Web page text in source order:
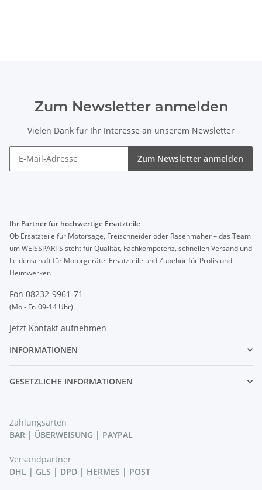
Zum Newsletter anmelden
Vielen Dank für Ihr Interesse an unserem Newsletter
Zum Newsletter anmelden
Ihr Partner für hochwertige Ersatzteile
Ob Ersatzteile für Motorsäge, Freischneider oder Rasenmäher – das Team
um WEISSPARTS steht für Qualität, Fachkompetenz, schnellen Versand und
Leidenschaft für Motorgeräte. Ersatzteile und Zubehör für Profis und
Heimwerker.
Fon 08232-9961-71
(Mo - Fr. 09-14 Uhr)
Jetzt Kontakt aufnehmen
INFORMATIONEN
GESETZLICHE INFORMATIONEN
Zahlungsarten
BAR | ÜBERWEISUNG | PAYPAL
Versandpartner
DHL | GLS | DPD | HERMES | POST